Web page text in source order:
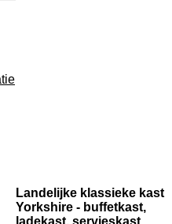
Landelijke klassieke kast
Yorkshire - buffetkast,